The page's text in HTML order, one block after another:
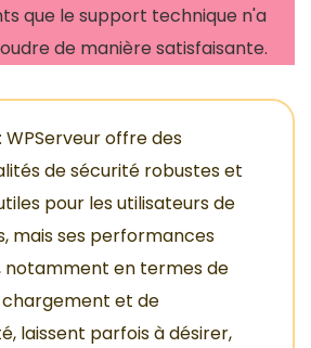
que le support technique n'a
de manière satisfaisante.
: WPServeur offre des
de sécurité robustes et
pour les utilisateurs de
mais ses performances
notamment en termes de
et de
laissent parfois à désirer,